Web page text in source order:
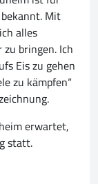
Mit
alles
bringen. Ich
Eis zu gehen
zu kämpfen“
erwartet,
statt.